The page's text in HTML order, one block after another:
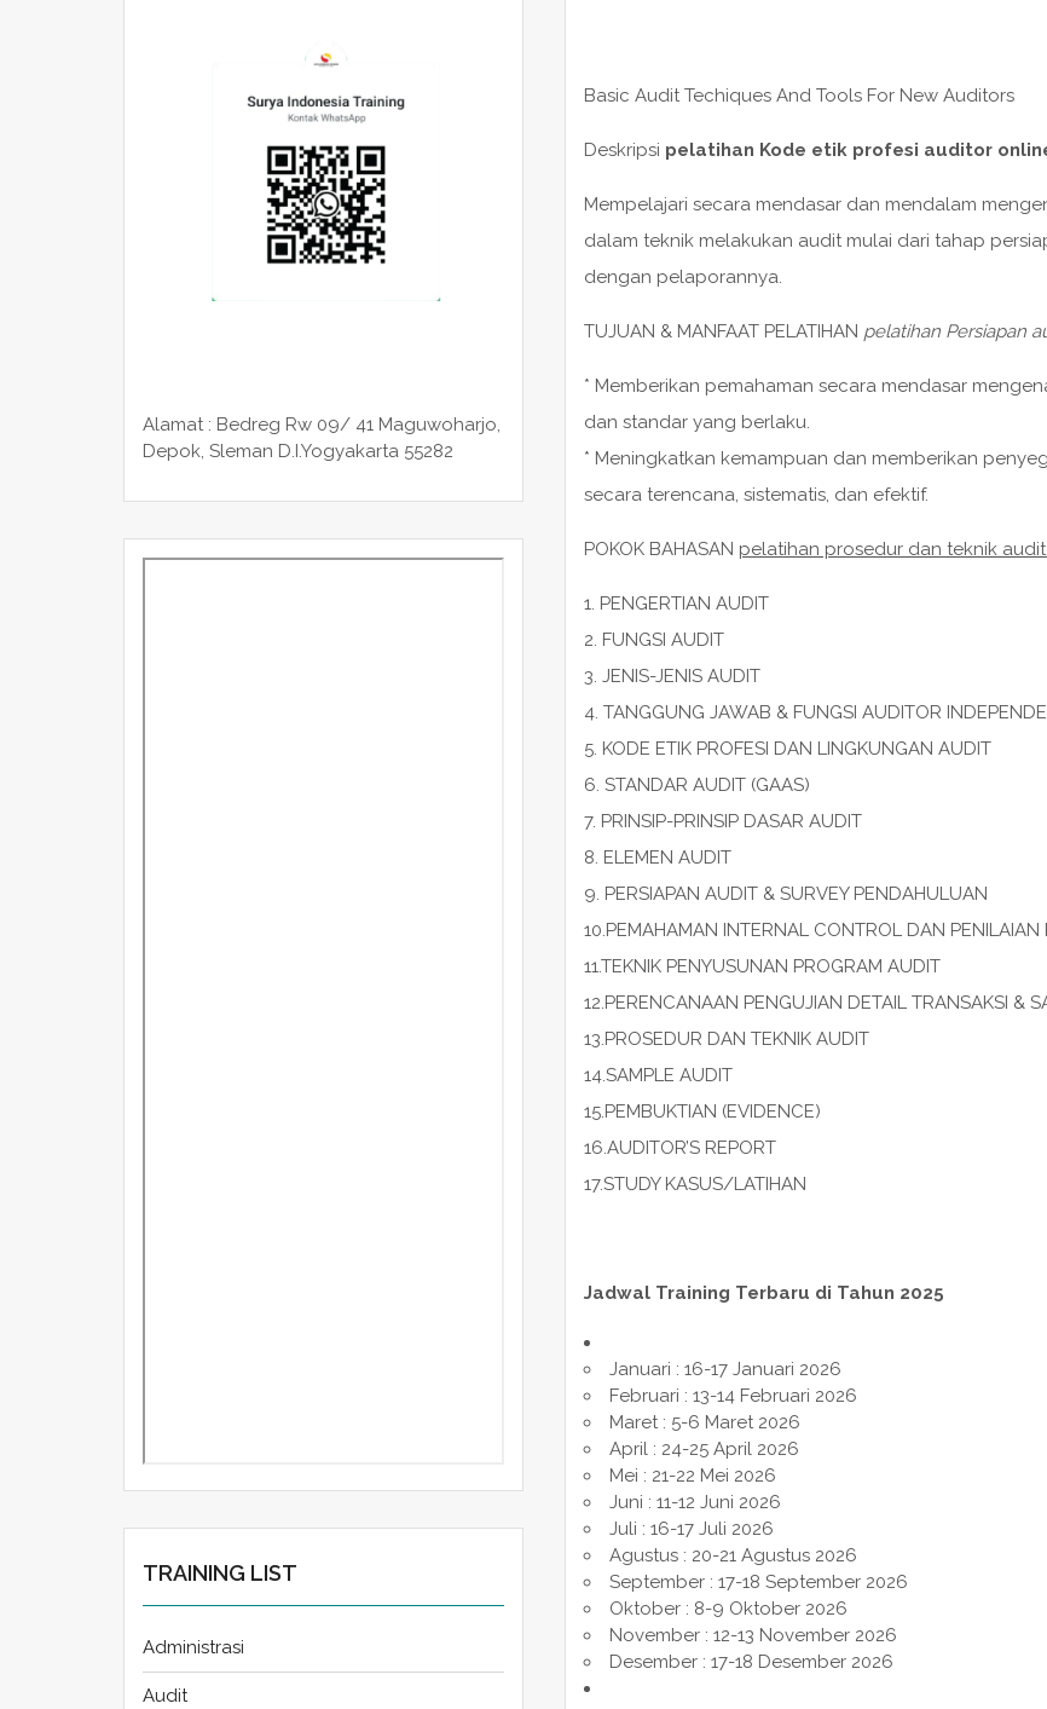
Basic Audit Techiques And Tools For New Auditors
Deskripsi pelatihan Kode etik profesi auditor
Mempelajari secara mendasar dan mendalam
dalam teknik melakukan audit mulai dari tahap
dengan pelaporannya.
TUJUAN & MANFAAT PELATIHAN pelatihan Persiapan
* Memberikan pemahaman secara mendasar
dan standar yang berlaku.
* Meningkatkan kemampuan dan memberikan
secara terencana, sistematis, dan efektif.
POKOK BAHASAN pelatihan prosedur dan teknik
1. PENGERTIAN AUDIT
2. FUNGSI AUDIT
3. JENIS-JENIS AUDIT
4. TANGGUNG JAWAB & FUNGSI AUDITOR
5. KODE ETIK PROFESI DAN LINGKUNGAN AUDIT
6. STANDAR AUDIT (GAAS)
7. PRINSIP-PRINSIP DASAR AUDIT
8. ELEMEN AUDIT
9. PERSIAPAN AUDIT & SURVEY PENDAHULUAN
10.PEMAHAMAN INTERNAL CONTROL DAN PENILAIAN
11.TEKNIK PENYUSUNAN PROGRAM AUDIT
12.PERENCANAAN PENGUJIAN DETAIL TRANSAKSI &
13.PROSEDUR DAN TEKNIK AUDIT
14.SAMPLE AUDIT
15.PEMBUKTIAN (EVIDENCE)
16.AUDITOR’S REPORT
17.STUDY KASUS/LATIHAN
Jadwal Training Terbaru di Tahun 2025
Januari : 16-17 Januari 2026
Februari : 13-14 Februari 2026
Maret : 5-6 Maret 2026
April : 24-25 April 2026
Mei : 21-22 Mei 2026
Juni : 11-12 Juni 2026
Juli : 16-17 Juli 2026
Agustus : 20-21 Agustus 2026
September : 17-18 September 2026
Oktober : 8-9 Oktober 2026
November : 12-13 November 2026
Desember : 17-18 Desember 2026
Alamat : Bedreg Rw 09/ 41 Maguwoharjo,
Depok, Sleman D.I.Yogyakarta 55282
TRAINING LIST
Administrasi
Audit